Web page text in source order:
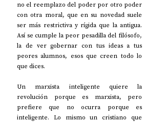
no el reemplazo del poder por otro poder
con otra moral, que en su novedad suele
ser más restrictiva y rígida que la antigua.
Así se cumple la peor pesadilla del filósofo,
la de ver gobernar con tus ideas a tus
peores alumnos, esos que creen todo lo
que dices.
Un marxista inteligente quiere la
revolución porque es marxista, pero
prefiere que no ocurra porque es
inteligente. Lo mismo un cristiano que